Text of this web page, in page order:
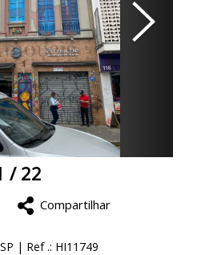
/ 22
Compartilhar
| Ref .: HI11749